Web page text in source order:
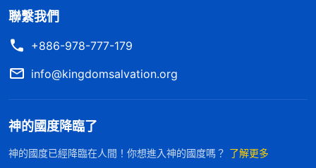
宿，只有追求真理脱去敗壞性情才能剩存下來。認識
到這些我心裏亮堂了許多，現在我不應該再追求盡什
到性情變化，這才是最重要的。從那以後我盡本分的
心態扭轉了一些，一有空就揣摩神的話、寫經歷見證
文章，對待本分比之前上心了，盡本分也有了一點果
效。
聯繫我們
+886-978-777-179
info@kingdomsalvation.org
神的國度降臨了
神的國度已經降臨在人間！你想進入神的國度嗎？ 了解更多